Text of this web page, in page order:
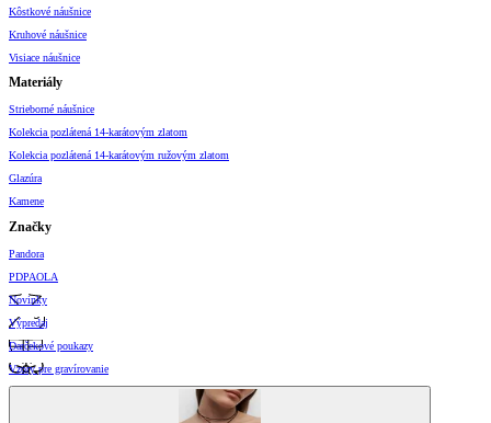
Kôstkové náušnice
Kruhové náušnice
Visiace náušnice
Materiály
Strieborné náušnice
Kolekcia pozlátená 14-karátovým zlatom
Kolekcia pozlátená 14-karátovým ružovým zlatom
Glazúra
Kamene
Značky
Pandora
PDPAOLA
Novinky
Výpredaj
Darčekové poukazy
Vzory pre gravírovanie